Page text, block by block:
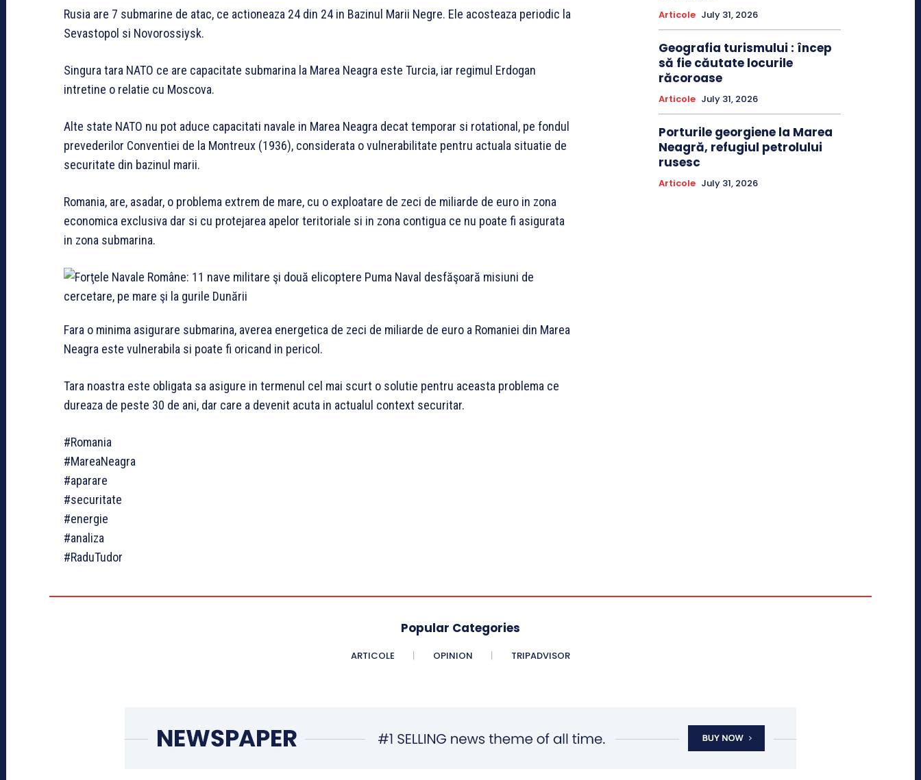
Rusia are 7 submarine de atac, ce actioneaza 24 din 24 in Bazinul Marii Negre. Ele acosteaza periodic la
Sevastopol si Novorossiysk.
Singura tara NATO ce are capacitate submarina la Marea Neagra este Turcia, iar regimul Erdogan
intretine o relatie cu Moscova.
Alte state NATO nu pot aduce capacitati navale in Marea Neagra decat temporar si rotational, pe fondul
prevederilor Conventiei de la Montreux (1936), considerata o vulnerabilitate pentru actuala situatie de
securitate din bazinul marii.
Romania, are, asadar, o problema extrem de mare, cu o exploatare de zeci de miliarde de euro in zona
economica exclusiva dar si cu protejarea apelor teritoriale si in zona contigua ce nu poate fi asigurata
in zona submarina.
Fara o minima asigurare submarina, averea energetica de zeci de miliarde de euro a Romaniei din Marea
Neagra este vulnerabila si poate fi oricand in pericol.
Tara noastra este obligata sa asigure in termenul cel mai scurt o solutie pentru aceasta problema ce
dureaza de peste 30 de ani, dar care a devenit acuta in actualul context securitar.
#Romania
#MareaNeagra
#aparare
#securitate
#energie
#analiza
#RaduTudor
Articole July 31, 2026
Geografia turismului : încep
să fie căutate locurile
răcoroase
Articole July 31, 2026
Porturile georgiene la Marea
Neagră, refugiul petrolului
rusesc
Articole July 31, 2026
Popular Categories
ARTICOLE OPINION TRIPADVISOR